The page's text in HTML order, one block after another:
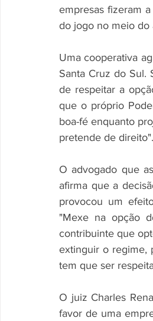
empresas fizeram
do jogo no meio do
Uma cooperativa
Santa Cruz do Sul.
de respeitar a
que o próprio
boa-fé enquanto
pretende de direito".
O advogado que
afirma que a
provocou um
"Mexe na opção
contribuinte que
extinguir o regime,
tem que ser
O juiz Charles
favor de uma